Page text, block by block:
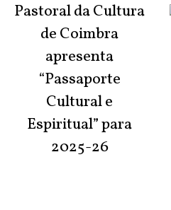
Pastoral da Cultura
de Coimbra
apresenta
“Passaporte
Cultural e
Espiritual” para
2025-26